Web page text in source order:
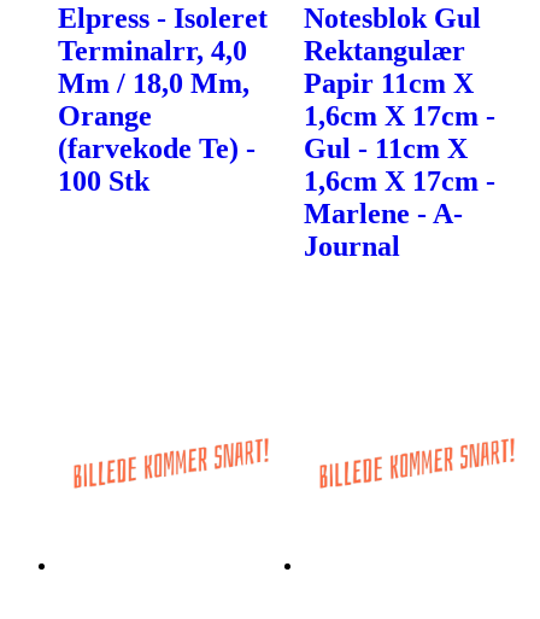
Elpress - Isoleret
Terminalrr, 4,0
Mm / 18,0 Mm,
Orange
(farvekode Te) -
100 Stk
Notesblok Gul
Rektangulær
Papir 11cm X
1,6cm X 17cm -
Gul - 11cm X
1,6cm X 17cm -
Marlene - A-
Journal